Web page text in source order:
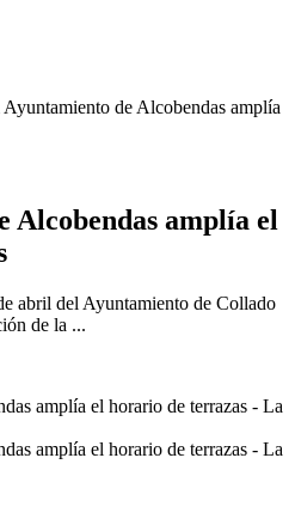
de Alcobendas amplía
Alcobendas amplía el
abril del Ayuntamiento de Collado
de la ...